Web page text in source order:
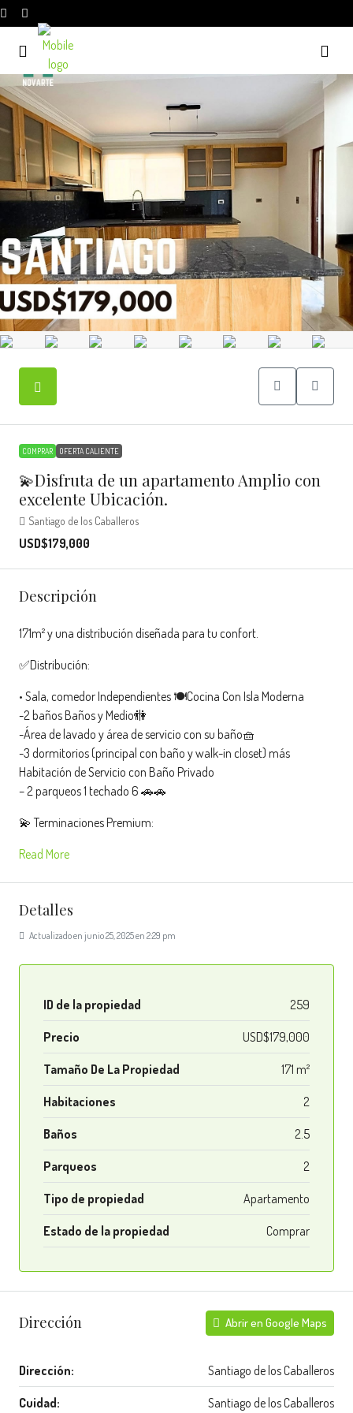
COMPRAR OFERTA CALIENTE
💫Disfruta de un apartamento Amplio con
excelente Ubicación.
Santiago de los Caballeros
USD$179,000
Descripción
171m² y una distribución diseñada para tu confort.
✅Distribución:
• Sala, comedor Independientes 🍽️Cocina Con Isla Moderna
-2 baños Baños y Medio🚻
-Área de lavado y área de servicio con su baño🧺
-3 dormitorios (principal con baño y walk-in closet) más
Habitación de Servicio con Baño Privado
– 2 parqueos 1 techado 6 🚗🚗
💫 Terminaciones Premium:
Read More
Detalles
Actualizado en junio 25, 2025 en 2:29 pm
ID de la propiedad 259
Precio USD$179,000
Tamaño De La Propiedad 171 m²
Habitaciones 2
Baños 2.5
Parqueos 2
Tipo de propiedad Apartamento
Estado de la propiedad Comprar
Dirección Abrir en Google Maps
Dirección: Santiago de los Caballeros
Cuidad: Santiago de los Caballeros